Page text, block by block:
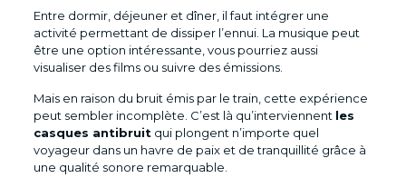
Entre dormir, déjeuner et dîner, il faut intégrer une
activité permettant de dissiper l’ennui. La musique peut
être une option intéressante, vous pourriez aussi
visualiser des films ou suivre des émissions.
Mais en raison du bruit émis par le train, cette expérience
peut sembler incomplète. C’est là qu’interviennent les
casques antibruitqui plongent n’importe quel
voyageur dans un havre de paix et de tranquillité grâce à
une qualité sonore remarquable.